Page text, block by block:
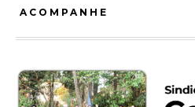
ACOMPANHE